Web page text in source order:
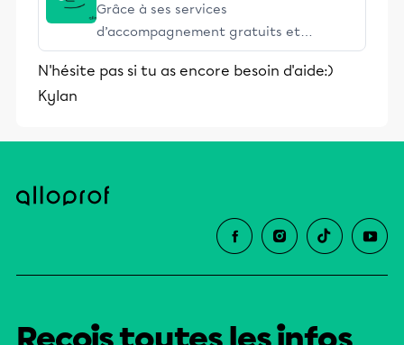
Grâce à ses services
d’accompagnement gratuits et
stimulants, Alloprof engage les élèves
et leurs parents dans la réussite
N'hésite pas si tu as encore besoin d'aide:)
Kylan